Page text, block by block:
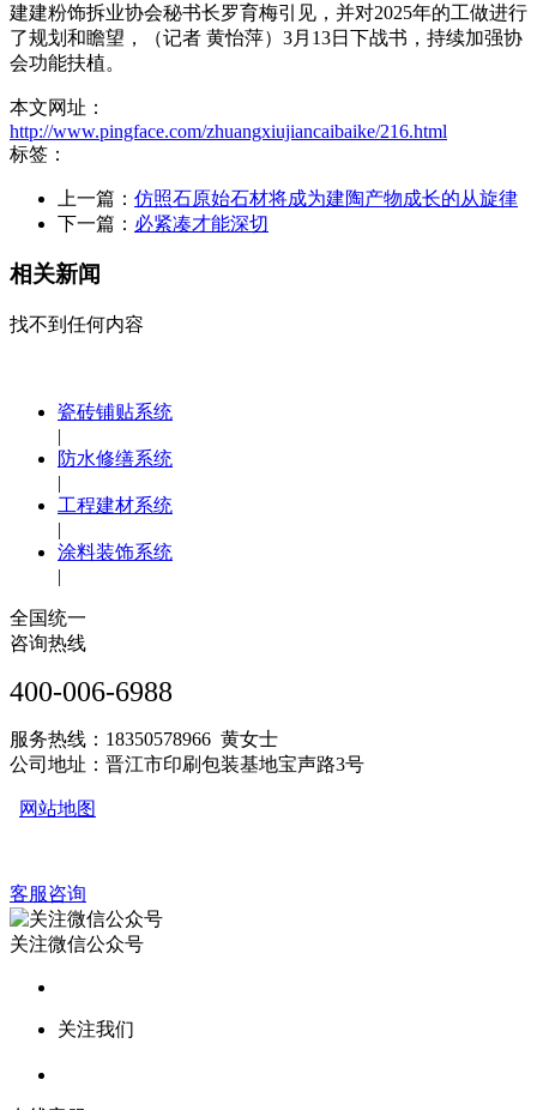
建建粉饰拆业协会秘书长罗育梅引见，并对2025年的工做进行
了规划和瞻望，（记者 黄怡萍）3月13日下战书，持续加强协
会功能扶植。
本文网址：
http://www.pingface.com/zhuangxiujiancaibaike/216.html
标签：
上一篇： 仿照石原始石材将成为建陶产物成长的从旋律
下一篇： 必紧凑才能深切
相关新闻
找不到任何内容
瓷砖铺贴系统
|
防水修缮系统
|
工程建材系统
|
涂料装饰系统
|
全国统一
咨询热线
400-006-6988
服务热线：18350578966 黄女士
公司地址：晋江市印刷包装基地宝声路3号
网站地图
客服咨询
关注微信公众号
关注我们